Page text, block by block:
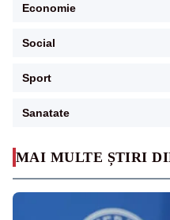
MAI MULTE ȘTIRI
Economie
Social
Sport
Sanatate